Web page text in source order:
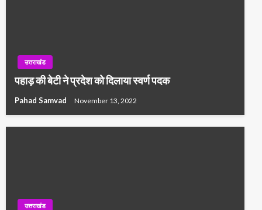
उत्तराखंड
पहाड़ की बेटी ने प्रदेश को दिलाया स्वर्ण पदक
Pahad Samvad November 13, 2022
उत्तराखंड